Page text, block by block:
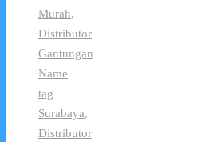
Murah,
Distributor
Gantungan
Name
tag
Surabaya,
Distributor